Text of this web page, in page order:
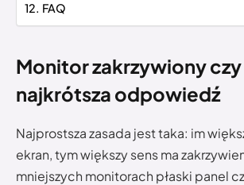
FAQ
Monitor zakrzywiony czy
najkrótsza odpowiedź
Najprostsza zasada jest taka: im
ekran, tym większy sens ma
mniejszych monitorach płaski panel